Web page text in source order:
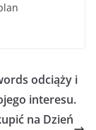
odciąży i
interesu.
na Dzień